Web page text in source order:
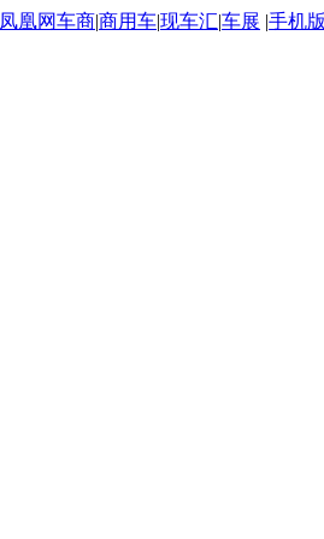
凤凰网车商|商用车|现车汇|车展 |手机版